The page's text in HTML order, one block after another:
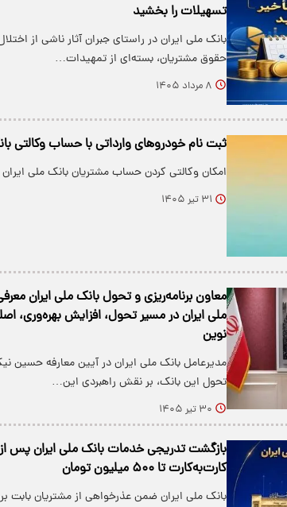
تسهیلات را بخشید
بانک ملی ایران در راستای جبران آثار ناشی از
حقوق مشتریان، بسته‌ای از تمهیدات…
۸ مرداد ۱۴۰۵
ثبت نام خودروهای وارداتی با حساب وکالتی
امکان وکالتی کردن حساب مشتریان بانک ملی
۳۱ تیر ۱۴۰۵
معاون برنامه‌ریزی و تحول بانک ملی ایران
ملی ایران در مسیر تحول، افزایش بهره‌وری،
نوین
مدیرعامل بانک ملی ایران در آیین معارفه حسین
تحول این بانک، بر نقش راهبردی این…
۳۰ تیر ۱۴۰۵
بازگشت تدریجی خدمات بانک ملی ایران پس
کارت‌به‌کارت تا ۵۰۰ میلیون تومان
بانک ملی ایران ضمن عذرخواهی از مشتریان بابت